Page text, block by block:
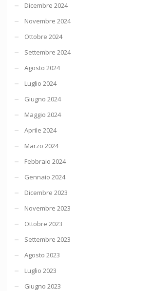
Dicembre 2024
Novembre 2024
Ottobre 2024
Settembre 2024
Agosto 2024
Luglio 2024
Giugno 2024
Maggio 2024
Aprile 2024
Marzo 2024
Febbraio 2024
Gennaio 2024
Dicembre 2023
Novembre 2023
Ottobre 2023
Settembre 2023
Agosto 2023
Luglio 2023
Giugno 2023